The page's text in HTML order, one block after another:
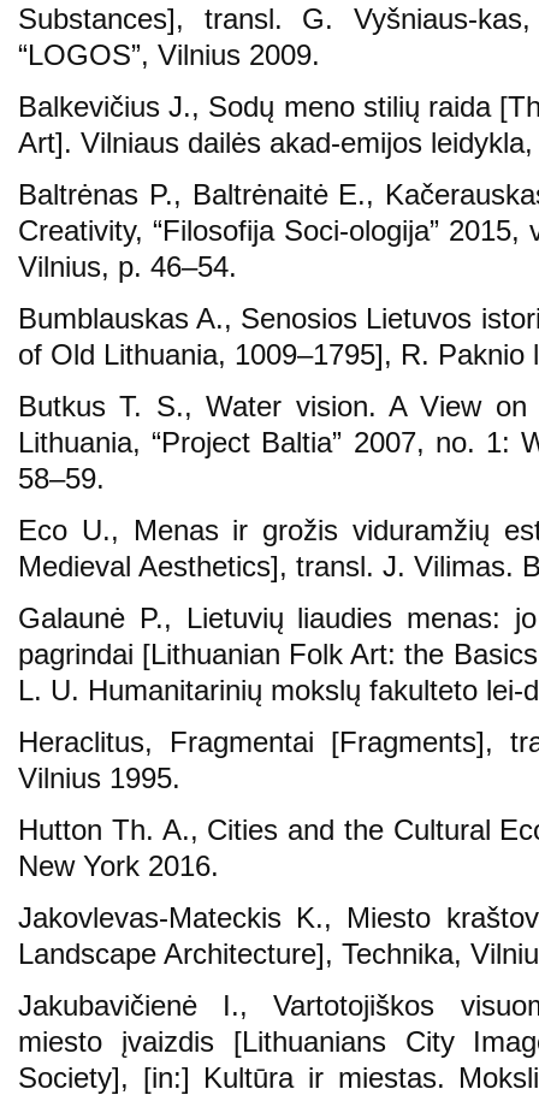
Substances], transl. G. Vyšniaus-
“LOGOS”, Vilnius 2009.
Balkevičius J., Sodų meno stilių raida
Art]. Vilniaus dailės akad-emijos
Baltrėnas P., Baltrėnaitė E.,
Creativity, “Filosofija Soci-ologija”
Vilnius, p. 46–54.
Bumblauskas A., Senosios Lietuvos
of Old Lithuania, 1009–1795], R. Paknio
Butkus T. S., Water vision. A View on
Lithuania, “Project Baltia” 2007, no. 1:
58–59.
Eco U., Menas ir grožis viduramžių
Medieval Aesthetics], transl. J. Vilimas.
Galaunė P., Lietuvių liaudies menas:
pagrindai [Lithuanian Folk Art: the
L. U. Humanitarinių mokslų fakulteto lei-
Heraclitus, Fragmentai [Fragments],
Vilnius 1995.
Hutton Th. A., Cities and the Cultural
New York 2016.
Jakovlevas-Mateckis K., Miesto
Landscape Architecture], Technika,
Jakubavičienė I., Vartotojiškos
miesto įvaizdis [Lithuanians City
Society], [in:] Kultūra ir miestas.